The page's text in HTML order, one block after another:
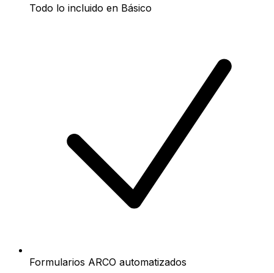
Todo lo incluido en Básico
Formularios ARCO automatizados